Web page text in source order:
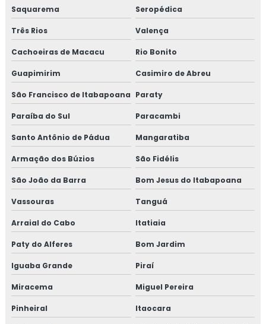
Consultoria em homologação de fornecedor
Consultoria em homologação de fornecedores e
transportadoras
Consultoria em ifs food
Consultoria em implantação de programa 5s
Consultoria em implementação gfsi
Consultoria em iso 14001
Consultoria em iso 17025
Consultoria em iso 9001
Consultoria em legislação de alimentos
Consultoria em manipulação de alimentos
Consultoria em manutenção sgq para recertificação
Saquarema Seropédica
Três Rios Valença
Cachoeiras de Macacu Rio Bonito
Guapimirim Casimiro de Abreu
São Francisco de Itabapoana Paraty
Paraíba do Sul Paracambi
Santo Antônio de Pádua Mangaratiba
Armação dos Búzios São Fidélis
São João da Barra Bom Jesus do Itabapoana
Vassouras Tanguá
Arraial do Cabo Itatiaia
Paty do Alferes Bom Jardim
Iguaba Grande Piraí
Miracema Miguel Pereira
Pinheiral Itaocara